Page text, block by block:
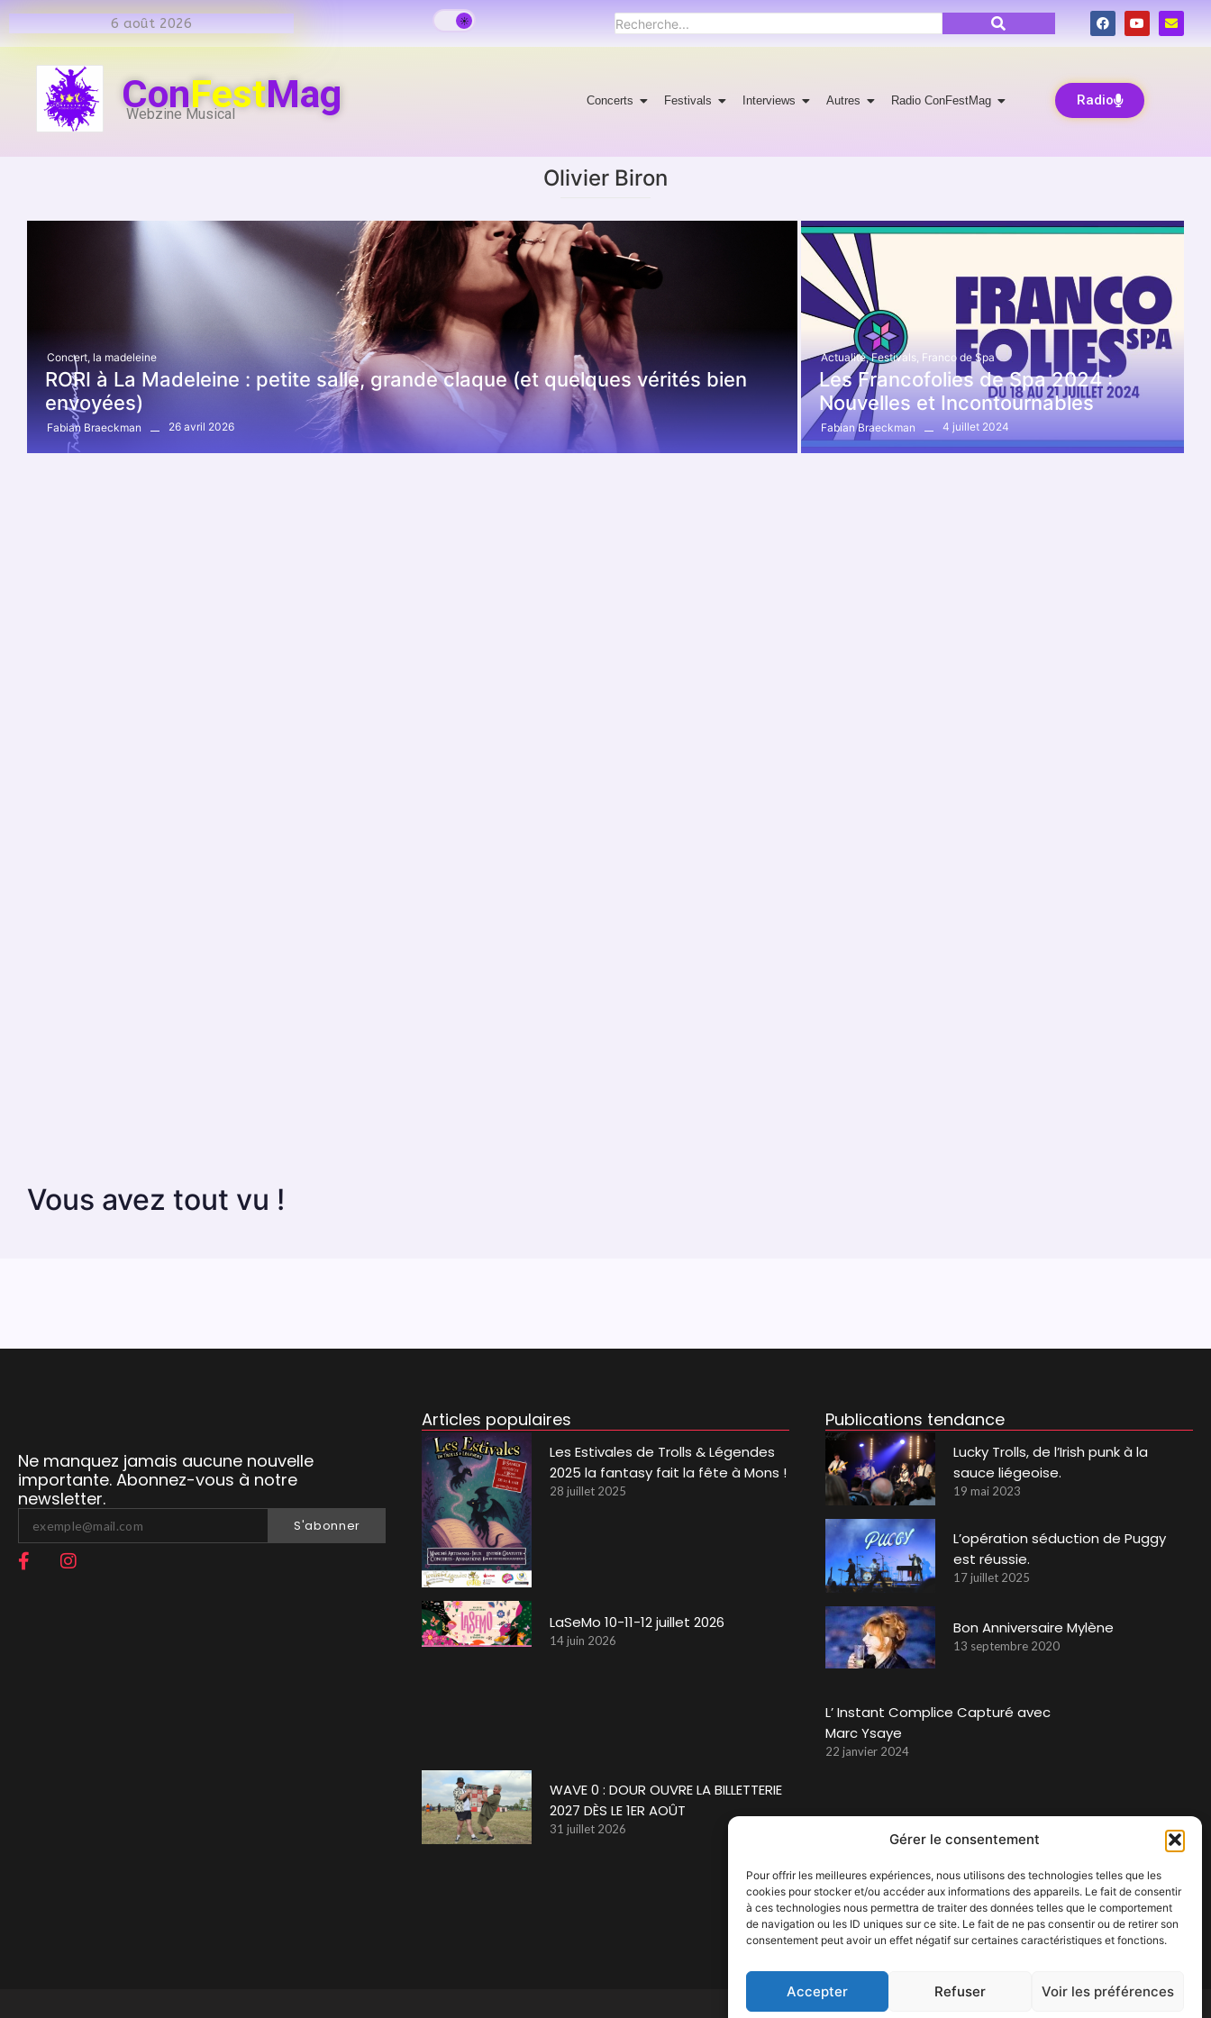
Gérer le consentement
Pour offrir les meilleures expériences, nous utilisons des technologies telles que les
cookies pour stocker et/ou accéder aux informations des appareils. Le fait de consentir
à ces technologies nous permettra de traiter des données telles que le comportement
de navigation ou les ID uniques sur ce site. Le fait de ne pas consentir ou de retirer son
consentement peut avoir un effet négatif sur certaines caractéristiques et fonctions.
Accepter Refuser Voir les préférences
6 août 2026
ConFestMag
Webzine Musical
Concerts Festivals Interviews Autres Radio ConFestMag Radio
Olivier Biron
Concert, la madeleine
RORI à La Madeleine : petite salle, grande claque (et quelques vérités bien
envoyées)
Fabian Braeckman 26 avril 2026
Actualité, Festivals Franco de Spa
Les Francofolies de Spa 2024 :
Nouvelles et Incontournables
Fabian Braeckman 4 juillet 2024
Vous avez tout vu !
Ne manquez jamais aucune nouvelle
importante. Abonnez-vous à notre
newsletter.
S'abonner
Articles populaires
Les Estivales de Trolls & Légendes
2025 la fantasy fait la fête à Mons !
28 juillet 2025
LaSeMo 10-11-12 juillet 2026
14 juin 2026
WAVE 0 : DOUR OUVRE LA BILLETTERIE
2027 DÈS LE 1ER AOÛT
31 juillet 2026
Publications tendance
Lucky Trolls, de l’Irish punk à la
sauce liégeoise.
19 mai 2023
L’opération séduction de Puggy
est réussie.
17 juillet 2025
Bon Anniversaire Mylène
13 septembre 2020
L’ Instant Complice Capturé avec
Marc Ysaye
22 janvier 2024